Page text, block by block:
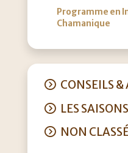
Programme en
Chamanique
CONSEILS &
LES SAISONS
NON